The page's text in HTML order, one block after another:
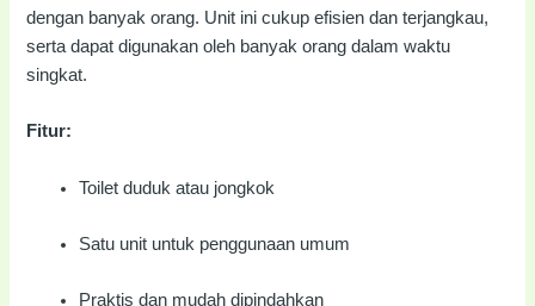
dengan banyak orang. Unit ini cukup efisien dan terjangkau,
serta dapat digunakan oleh banyak orang dalam waktu
singkat.
Fitur:
Toilet duduk atau jongkok
Satu unit untuk penggunaan umum
Praktis dan mudah dipindahkan